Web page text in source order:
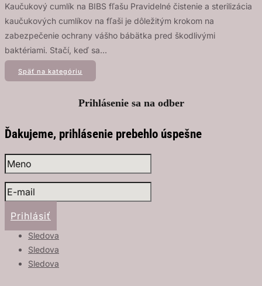
Kaučukový cumlík na BIBS fľašu Pravidelné čistenie a sterilizácia
kaučukových cumlíkov na fľaši je dôležitým krokom na
zabezpečenie ochrany vášho bábätka pred škodlivými
baktériami. Stačí, keď sa...
Späť na kategóriu
Prihlásenie sa naodber
Ďakujeme, prihlásenie prebehlo úspešne
Prihlásiť
Sledova
Sledova
Sledova